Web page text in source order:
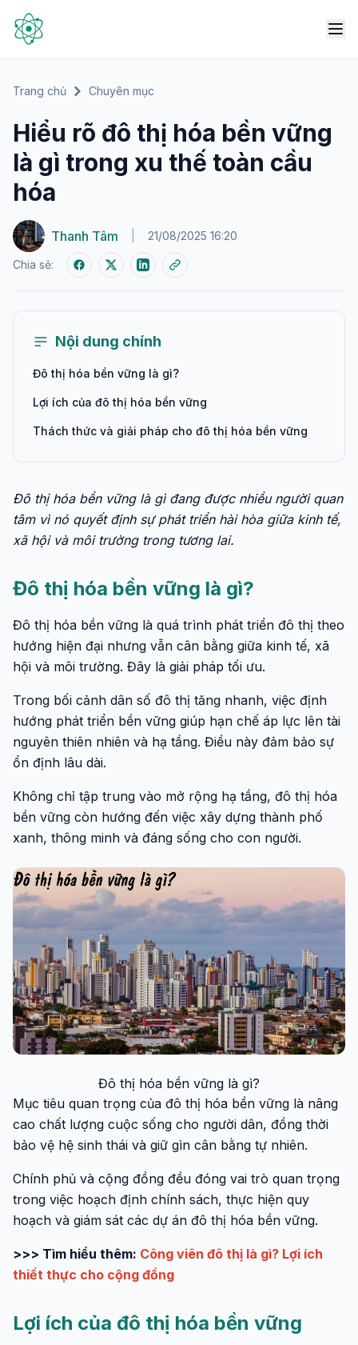
Trang chủ Chuyên mục
Hiểu rõ đô thị hóa bền vững
là gì trong xu thế toàn cầu
hóa
Thanh Tâm 21/08/2025 16:20
Chia sẻ:
Nội dung chính
Đô thị hóa bền vững là gì?
Lợi ích của đô thị hóa bền vững
Thách thức và giải pháp cho đô thị hóa bền vững
Đô thị hóa bền vững là gì đang được nhiều người quan
tâm vì nó quyết định sự phát triển hài hòa giữa kinh tế,
xã hội và môi trường trong tương lai.
Đô thị hóa bền vững là gì?
Đô thị hóa bền vững là quá trình phát triển đô thị theo
hướng hiện đại nhưng vẫn cân bằng giữa kinh tế, xã
hội và môi trường. Đây là giải pháp tối ưu.
Trong bối cảnh dân số đô thị tăng nhanh, việc định
hướng phát triển bền vững giúp hạn chế áp lực lên tài
nguyên thiên nhiên và hạ tầng. Điều này đảm bảo sự
ổn định lâu dài.
Không chỉ tập trung vào mở rộng hạ tầng, đô thị hóa
bền vững còn hướng đến việc xây dựng thành phố
xanh, thông minh và đáng sống cho con người.
Đô thị hóa bền vững là gì?
Mục tiêu quan trọng của đô thị hóa bền vững là nâng
cao chất lượng cuộc sống cho người dân, đồng thời
bảo vệ hệ sinh thái và giữ gìn cân bằng tự nhiên.
Chính phủ và cộng đồng đều đóng vai trò quan trọng
trong việc hoạch định chính sách, thực hiện quy
hoạch và giám sát các dự án đô thị hóa bền vững.
>>> Tìm hiểu thêm: Công viên đô thị là gì? Lợi ích
thiết thực cho cộng đồng
Lợi ích của đô thị hóa bền vững